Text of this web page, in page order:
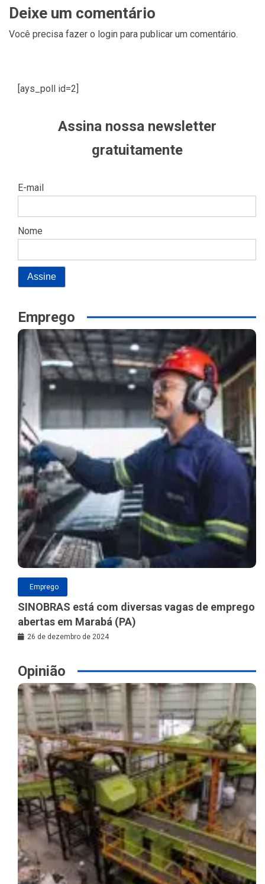
Deixe um comentário
Você precisa fazer o login para publicar um comentário.
[ays_poll id=2]
Assina nossa newsletter
gratuitamente
E-mail
Nome
Emprego
Emprego
SINOBRAS está com diversas vagas de emprego
abertas em Marabá (PA)
26 de dezembro de 2024
Opinião